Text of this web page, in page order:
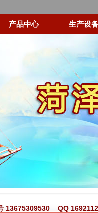
产品中心 生产设
13675309530 QQ